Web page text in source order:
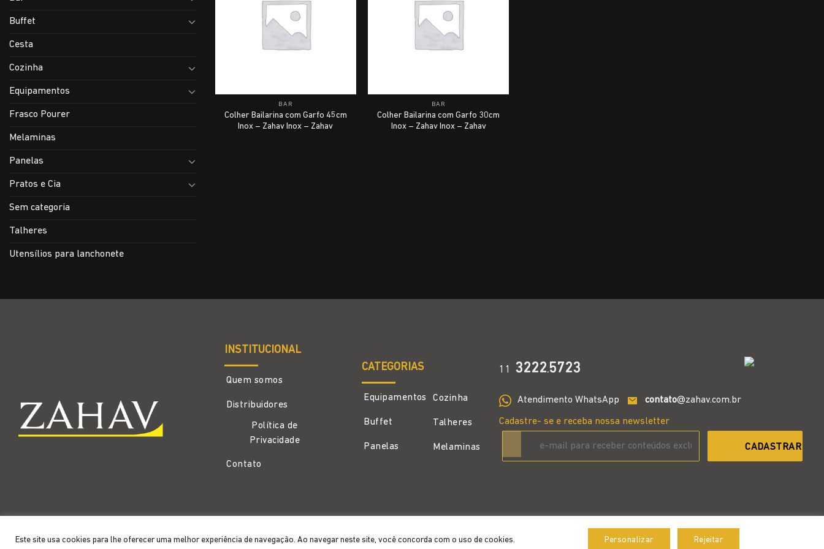
Este site usa cookies para lhe oferecer uma melhor experiência de navegação. Ao navegar neste site, você concorda com o uso de cookies. Personalizar Rejeitar
Buffet
Cesta
Cozinha
Equipamentos
Frasco Pourer
Melaminas
Panelas
Pratos e Cia
Sem categoria
Talheres
Utensílios para lanchonete
BAR
Colher Bailarina com Garfo 45cm
Inox – Zahav Inox – Zahav
BAR
Colher Bailarina com Garfo 30cm
Inox – Zahav Inox – Zahav
INSTITUCIONAL
Quem somos
Distribuidores
Política de
Privacidade
Contato
CATEGORIAS
Equipamentos
Buffet
Panelas
Cozinha
Talheres
Melaminas
11 3222.5723
Atendimento WhatsApp contato@zahav.com.br
Cadastre- se e receba nossa newsletter
Desenvolvido por
Copyright 2026 ©Zahav- Todos os direitos reservados